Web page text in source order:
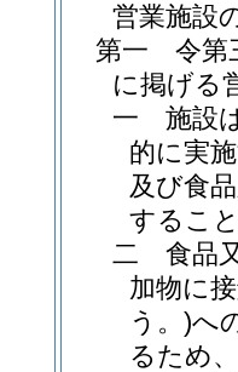
営業施設
第一 令第
に掲げる
一 施設
的に実
及び食
するこ
二 食品又
加物に
う。)へ
るため